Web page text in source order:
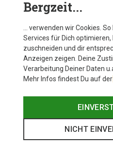
Du sparst 20%Bergzeit...
… verwenden wir Cookies.
Services für Dich optimieren,
zuschneiden und dir
Anzeigen zeigen. Deine
Verarbeitung Deiner Daten
Mehr Infos findest Du auf der
NICHT